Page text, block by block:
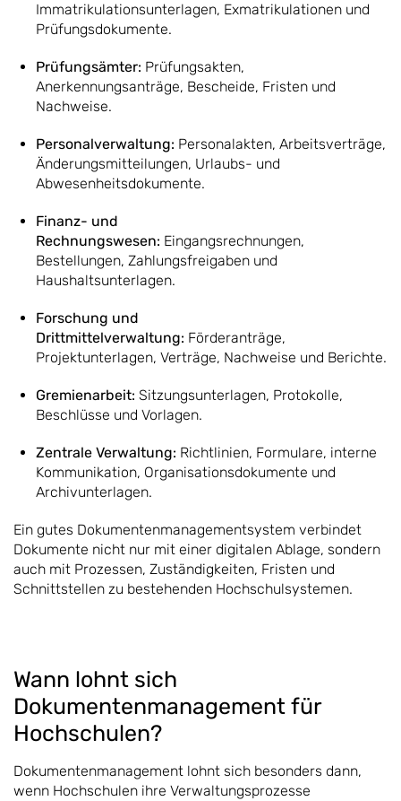
Immatrikulationsunterlagen, Exmatrikulationen und
Prüfungsdokumente.
Prüfungsämter: Prüfungsakten,
Anerkennungsanträge, Bescheide, Fristen und
Nachweise.
Personalverwaltung: Personalakten, Arbeitsverträge,
Änderungsmitteilungen, Urlaubs- und
Abwesenheitsdokumente.
Finanz- und
Rechnungswesen: Eingangsrechnungen,
Bestellungen, Zahlungsfreigaben und
Haushaltsunterlagen.
Forschung und
Drittmittelverwaltung: Förderanträge,
Projektunterlagen, Verträge, Nachweise und Berichte.
Gremienarbeit: Sitzungsunterlagen, Protokolle,
Beschlüsse und Vorlagen.
Zentrale Verwaltung: Richtlinien, Formulare, interne
Kommunikation, Organisationsdokumente und
Archivunterlagen.
Ein gutes Dokumentenmanagementsystem verbindet
Dokumente nicht nur mit einer digitalen Ablage, sondern
auch mit Prozessen, Zuständigkeiten, Fristen und
Schnittstellen zu bestehenden Hochschulsystemen.
Wann lohnt sich
Dokumentenmanagement für
Hochschulen?
Dokumentenmanagement lohnt sich besonders dann,
wenn Hochschulen ihre Verwaltungsprozesse